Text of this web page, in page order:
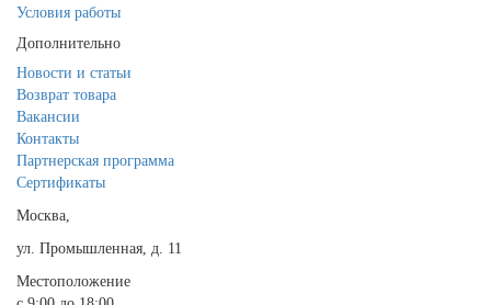
Условия работы
Дополнительно
Новости и статьи
Возврат товара
Вакансии
Контакты
Партнерская программа
Сертификаты
Москва,
ул. Промышленная, д. 11
Местоположение